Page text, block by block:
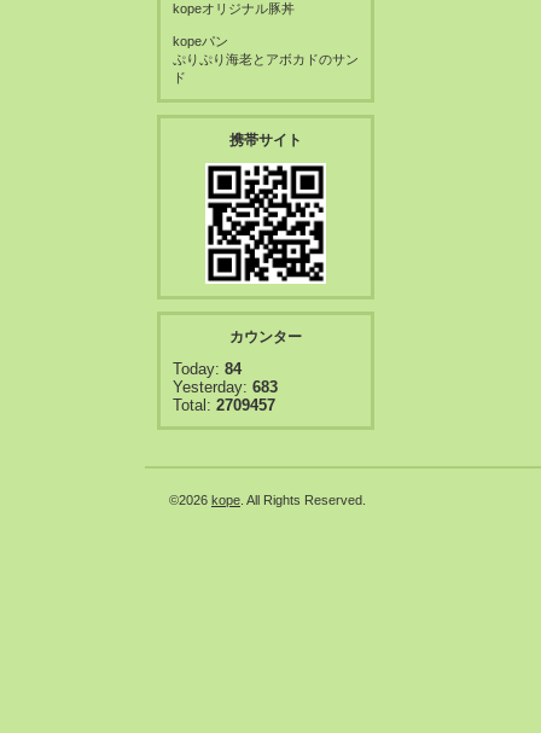
kopeオリジナル豚丼
kopeパン
ぷりぷり海老とアボカドのサン
ド
携帯サイト
カウンター
Today: 84
Yesterday: 683
Total: 2709457
©2026 kope . All Rights Reserved.